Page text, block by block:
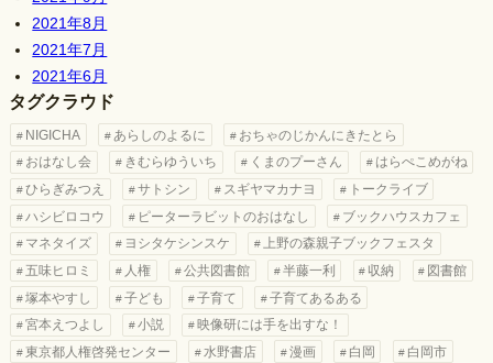
2021年8月
2021年7月
2021年6月
タグクラウド
NIGICHA あらしのよるに
おちゃのじかんにきたとら
おはなし会
きむらゆういち くまのプーさん
はらぺこめがね
ひらぎみつえ
サトシン スギヤマカナヨ
トークライブ
ハシビロコウ
ピーターラビットのおはなし
ブックハウスカフェ
マネタイズ
ヨシタケシンスケ
上野の森親子ブックフェスタ
五味ヒロミ
人権 公共図書館 半藤一利 収納
図書館
塚本やすし
子ども 子育て
子育てあるある
宮本えつよし
小説
映像研には手を出すな！
東京都人権啓発センター
水野書店 漫画 白岡
白岡市